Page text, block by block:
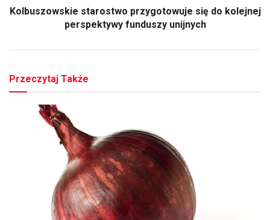
Kolbuszowskie starostwo przygotowuje się do kolejnej
perspektywy funduszy unijnych
Przeczytaj Także